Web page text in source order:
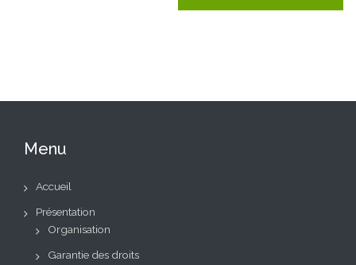
Menu
Accueil
Présentation
Organisation
Garantie des droits